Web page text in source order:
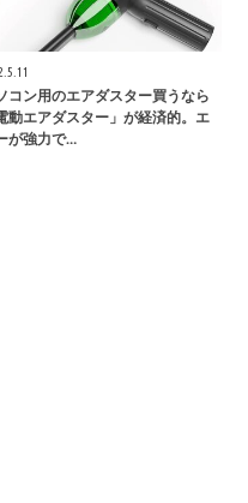
コン用のエアダスター買うなら
動エアダスター」が経済的。エ
が強力で…